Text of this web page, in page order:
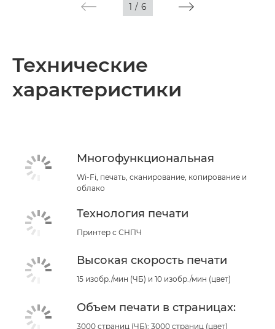
1 / 6
Технические
характеристики
Многофункциональная
Wi-Fi, печать, сканирование, копирование и
облако
Технология печати
Принтер с СНПЧ
Высокая скорость печати
15 изобр./мин (ЧБ) и 10 изобр./мин (цвет)
Объем печати в страницах:
3000 страниц (ЧБ); 3000 страниц (цвет)